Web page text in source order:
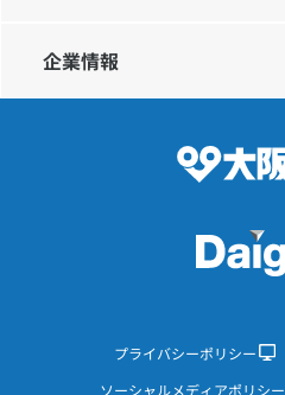
企業情報
プライバシーポリシー
ソーシャルメディアポリシー